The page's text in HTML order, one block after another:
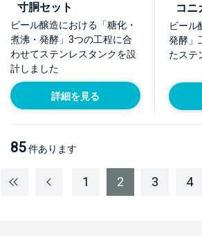
寸胴セット
ビール醸造における「糖化・
煮沸・発酵」3つの工程に合
わせてステンレスタンクを設
計しました
詳細を見る
コニ
ビール
発酵」
たステ
85 件あります
1 2 3 4